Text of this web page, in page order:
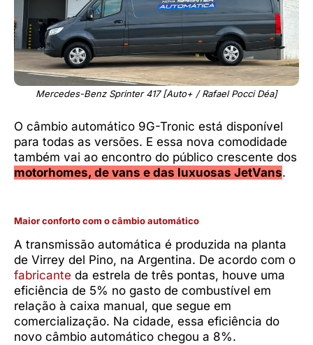
Mercedes-Benz Sprinter 417 [Auto+ / Rafael Pocci Déa]
O câmbio automático 9G-Tronic está disponível
para todas as versões. E essa nova comodidade
também vai ao encontro do público crescente dos
motorhomes, de vans e das luxuosas JetVans.
Maior conforto com o câmbio automático
A transmissão automática é produzida na planta
de Virrey del Pino, na Argentina. De acordo com o
fabricante da estrela de três pontas, houve uma
eficiência de 5% no gasto de combustível em
relação à caixa manual, que segue em
comercialização. Na cidade, essa eficiência do
novo câmbio automático chegou a 8%.